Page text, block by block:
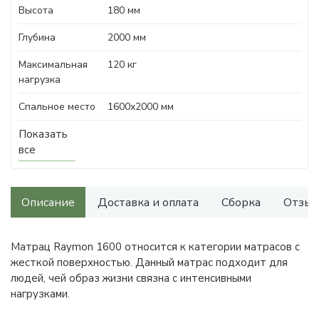
Высота
180 мм
Глубина
2000 мм
Максимальная
нагрузка
120 кг
Спальное место 1600х2000 мм
Показать
все
Описание Доставка и оплата Сборка
Матрац Raymon 1600 относится к категории матрасов с
жесткой поверхностью. Данный матрас подходит для
людей, чей образ жизни связна с интенсивными
нагрузками.